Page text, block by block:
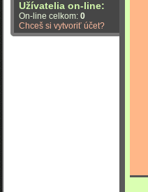
Užívatelia on-line:
On-line celkom: 0
Chceš si vytvoriť účet?